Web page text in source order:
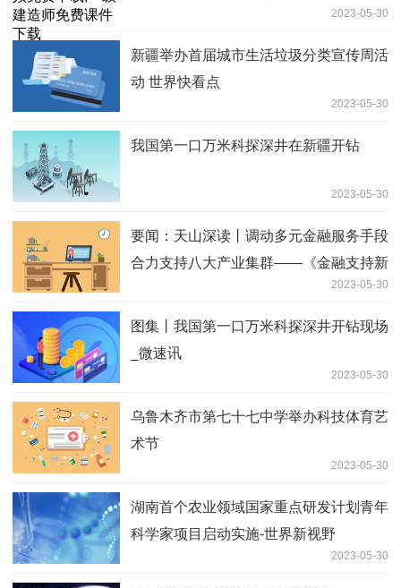
2023-05-30
新疆举办首届城市生活垃圾分类宣传周活
动 世界快看点
2023-05-30
我国第一口万米科探深井在新疆开钻
2023-05-30
要闻：天山深读丨调动多元金融服务手段
合力支持八大产业集群——《金融支持新
疆“八大产业集群”发展若干措施》政策解
读
2023-05-30
图集丨我国第一口万米科探深井开钻现场
_微速讯
2023-05-30
乌鲁木齐市第七十七中学举办科技体育艺
术节
2023-05-30
湖南首个农业领域国家重点研发计划青年
科学家项目启动实施-世界新视野
2023-05-30